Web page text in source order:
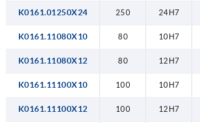
K0161.01250X24 250 24H7
K0161.11080X10 80 10H7
K0161.11080X12 80 12H7
K0161.11100X10 100 10H7
K0161.11100X12 100 12H7